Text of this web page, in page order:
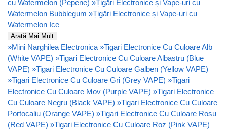
cu Watermelon (Pepene) »Țigări Electronice și Vape-uri cu
Watermelon Bubblegum »Țigări Electronice și Vape-uri cu
Watermelon Ice
Arată Mai Mult
»Mini Narghilea Electronica »Tigari Electronice Cu Culoare Alb
(White VAPE) »Tigari Electronice Cu Culoare Albastru (Blue
VAPE) »Tigari Electronice Cu Culoare Galben (Yellow VAPE)
»Tigari Electronice Cu Culoare Gri (Grey VAPE) »Tigari
Electronice Cu Culoare Mov (Purple VAPE) »Tigari Electronice
Cu Culoare Negru (Black VAPE) »Tigari Electronice Cu Culoare
Portocaliu (Orange VAPE) »Tigari Electronice Cu Culoare Rosu
(Red VAPE) »Tigari Electronice Cu Culoare Roz (Pink VAPE)